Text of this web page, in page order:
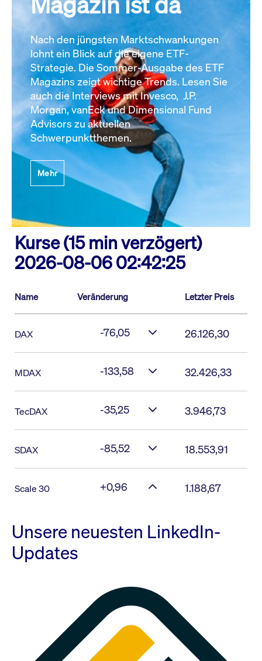
Nach den jüngsten Marktschwankungen
lohnt ein Blick auf die eigene ETF-
Strategie. Die Sommer-Ausgabe des ETF
Magazins zeigt wichtige Trends. Lesen Sie
auch die Interviews mit Invesco, J.P.
Morgan, vanEck und Dimensional Fund
Advisors zu aktuellen
Schwerpunktthemen.
Mehr
Kurse (15 min verzögert)
2026-08-06 02:42:25
Name Veränderung Letzter Preis
DAX -76,05 26.126,30
MDAX -133,58 32.426,33
TecDAX -35,25 3.946,73
SDAX -85,52 18.553,91
Scale 30 +0,96 1.188,67
Unsere neuesten LinkedIn-
Updates